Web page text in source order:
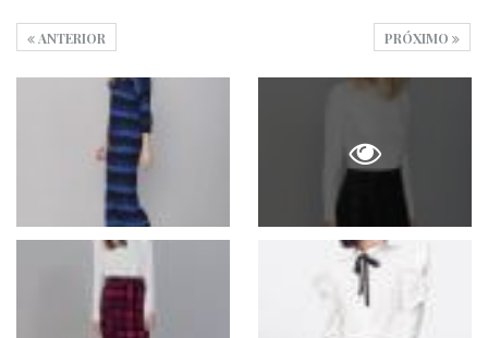
PRÓXIMO
ANTERIOR